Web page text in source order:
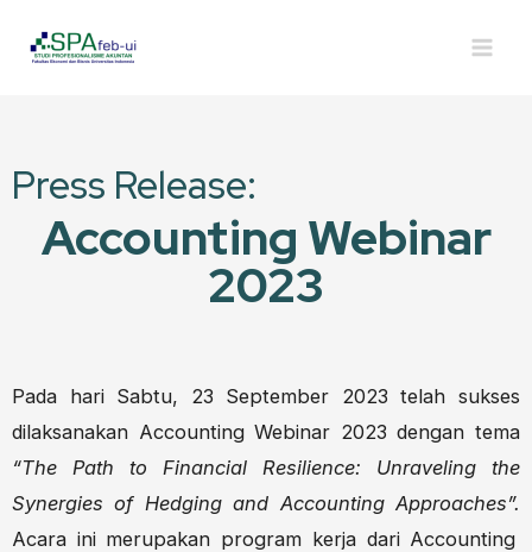
Press Release:
Accounting Webinar
2023
Pada hari Sabtu, 23 September 2023 telah sukses
dilaksanakan Accounting Webinar 2023 dengan tema
“The Path to Financial Resilience: Unraveling the
Synergies of Hedging and Accounting Approaches”.
Acara ini merupakan program kerja dari Accounting